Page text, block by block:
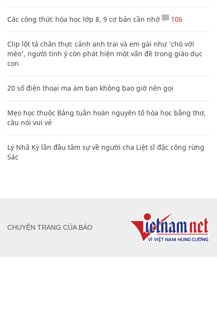
Các công thức hóa học lớp 8, 9 cơ bản cần nhớ 106
Clip lột tả chân thực cảnh anh trai và em gái như 'chó với
mèo', người tinh ý còn phát hiện một vấn đề trong giáo dục
con
20 số điện thoại ma ám bạn không bao giờ nên gọi
Mẹo học thuộc Bảng tuần hoàn nguyên tố hóa học bằng thơ,
câu nói vui vẻ
Lý Nhã Kỳ lần đầu tâm sự về người cha Liệt sĩ đặc công rừng
Sác
CHUYÊN TRANG CỦA BÁO